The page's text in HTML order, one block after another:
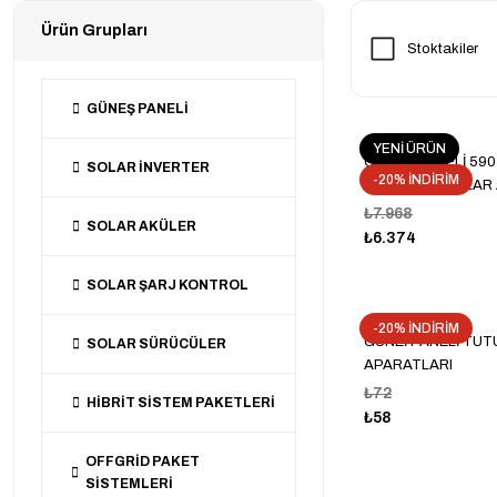
Ürün Grupları
GÜNEŞ PANELİ
SOLAR İNVERTER
SOLAR AKÜLER
SOLAR ŞARJ KONTROL
SOLAR SÜRÜCÜLER
HİBRİT SİSTEM PAKETLERİ
OFFGRİD PAKET
SİSTEMLERİ
Stoktakiler
YENİ ÜRÜN
-20% İNDİRİM
GÜNEŞ PANELİ
GAZİOĞLU
TOPCON HÜCRE
₺6.374
₺7.968
-20% İNDİRİM
GÜNEİ PANELİ
APARATLARI
₺58
₺72